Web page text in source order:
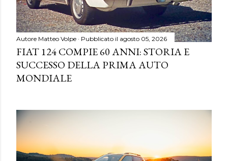
Autore Matteo Volpe Pubblicato il agosto 05, 2026
FIAT 124 COMPIE 60 ANNI: STORIA E
SUCCESSO DELLA PRIMA AUTO
MONDIALE